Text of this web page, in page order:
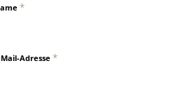
*
Mail-Adresse *